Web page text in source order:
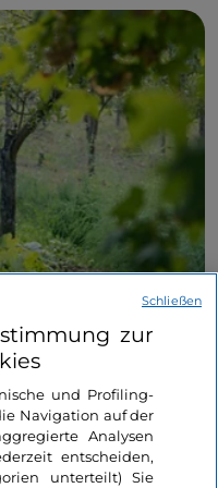
Room ist definitiv
Nähe von
Betriebs Villarè
Panorama der
und duftenden
zur
und Profiling-
Navigation auf der
Analysen
entscheiden,
unterteilt) Sie
Schließen